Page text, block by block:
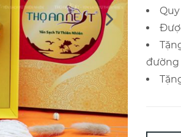
đường